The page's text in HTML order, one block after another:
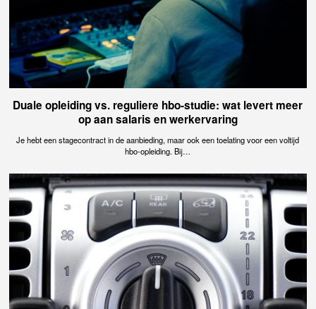
Duale opleiding vs. reguliere hbo-studie: wat levert meer
op aan salaris en werkervaring
Je hebt een stagecontract in de aanbieding, maar ook een toelating voor een voltijd
hbo-opleiding. Bij…